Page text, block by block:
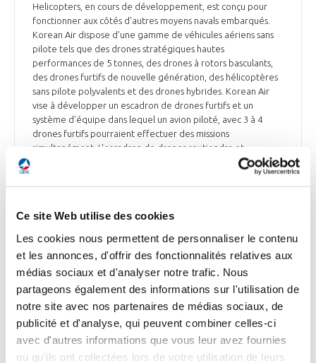
Ce site Web utilise des cookies
Les cookies nous permettent de personnaliser le contenu
et les annonces, d'offrir des fonctionnalités relatives aux
médias sociaux et d'analyser notre trafic. Nous
partageons également des informations sur l'utilisation de
notre site avec nos partenaires de médias sociaux, de
publicité et d'analyse, qui peuvent combiner celles-ci
avec d'autres informations que vous leur avez fournies
ou qu'ils ont collectées lors de votre utilisation de leurs
Helicopters, en cours de développement, est conçu pour
fonctionner aux côtés d'autres moyens navals embarqués.
Korean Air dispose d'une gamme de véhicules aériens sans
pilote tels que des drones stratégiques hautes
performances de 5 tonnes, des drones à rotors basculants,
des drones furtifs de nouvelle génération, des hélicoptères
sans pilote polyvalents et des drones hybrides. Korean Air
vise à développer un escadron de drones furtifs et un
système d'équipe dans lequel un avion piloté, avec 3 à 4
drones furtifs pourraient effectuer des missions
simultanément. L'escadron de drones soutiendra et
escortera un avion piloté tout en effectuant des missions
d'interférence électronique et le tir de précision.
Ensemble de la presse du 7 octobre
INDUSTRIE
Hutchinson inaugure un nouveau site après-
vente à Blagnac
Hélène Moreau-Leroy, PDG d’Hutchinson, Philippe Olivier, en